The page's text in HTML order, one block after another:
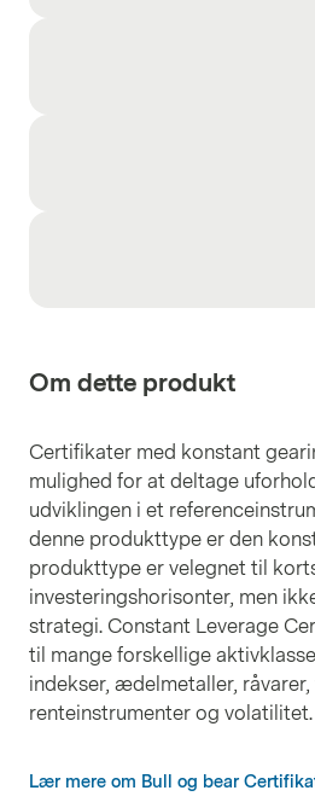
Om dette produkt
Certifikater med konstant
mulighed for at deltage
udviklingen i et
denne produkttype er den
produkttype er velegnet til
investeringshorisonter, men
strategi. Constant Leverage
til mange forskellige
indekser, ædelmetaller, råvarer,
renteinstrumenter og volatilitet.
Lær mere om Bull og bear